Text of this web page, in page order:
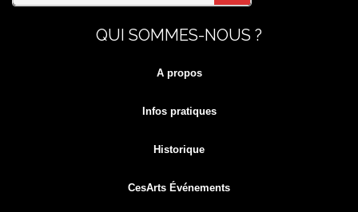
Search SEARCH
QUI SOMMES-NOUS ?
A propos
Infos pratiques
Historique
CesArts Événements